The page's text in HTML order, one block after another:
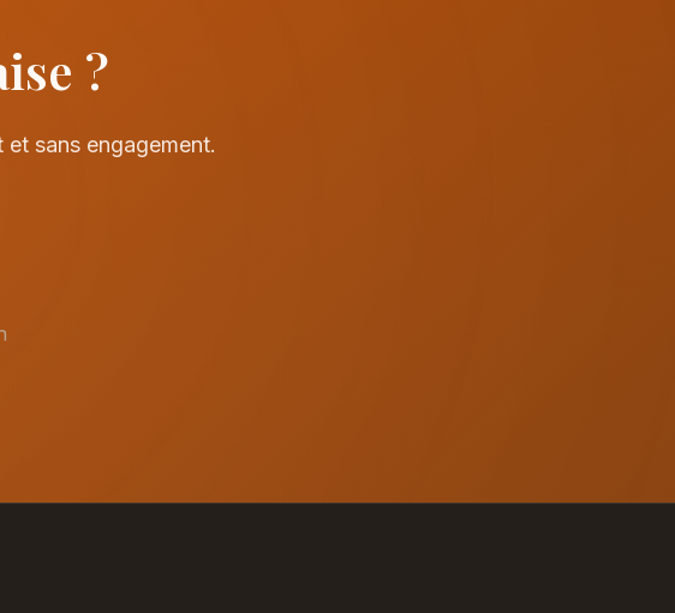
?
sans engagement.